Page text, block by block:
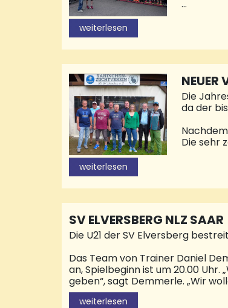
um
nach
GmbH)
Medaille
weiterlesen
NEUER
Die
da der
Die sehr
hatte,
für ihre
zur
weiterlesen
SV ELVERSBERG NLZ SAAR
Die U21 der SV Elversberg
Das Team von Trainer Daniel
an, Spielbeginn ist um 20.00 Uhr.
geben“, sagt Demmerle. „Wir
einem Sieg verabschieden und,
steht der Abstieg aus der
weiterlesen